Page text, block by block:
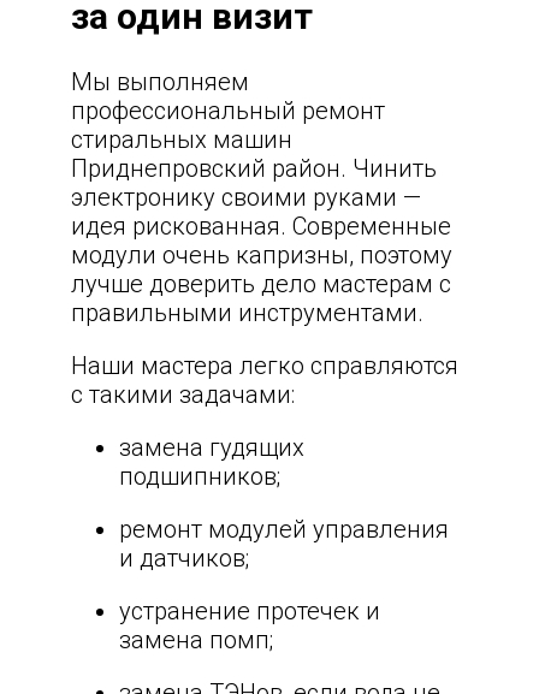
за один визит
Мы выполняем
профессиональный ремонт
стиральных машин
Приднепровский район. Чинить
электронику своими руками —
идея рискованная. Современные
модули очень капризны, поэтому
лучше доверить дело мастерам с
правильными инструментами.
Наши мастера легко справляются
с такими задачами:
замена гудящих
подшипников;
ремонт модулей управления
и датчиков;
устранение протечек и
замена помп;